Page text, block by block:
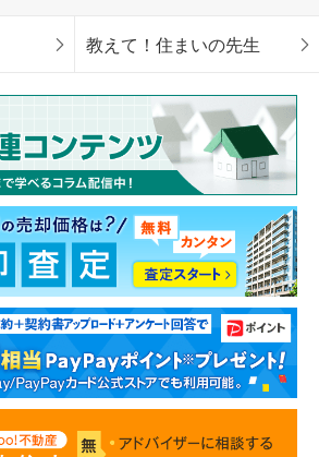
教えて！住まいの先生